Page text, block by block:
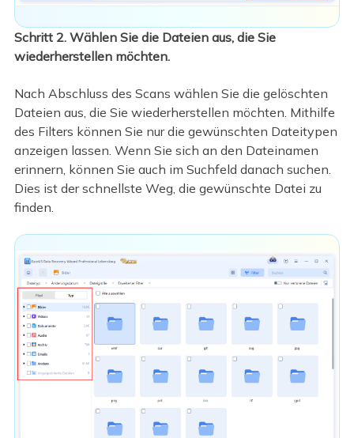
Schritt 2. Wählen Sie die Dateien aus, die Sie
wiederherstellen möchten.
Nach Abschluss des Scans wählen Sie die gelöschten
Dateien aus, die Sie wiederherstellen möchten. Mithilfe
des Filters können Sie nur die gewünschten Dateitypen
anzeigen lassen. Wenn Sie sich an den Dateinamen
erinnern, können Sie auch im Suchfeld danach suchen.
Dies ist der schnellste Weg, die gewünschte Datei zu
finden.